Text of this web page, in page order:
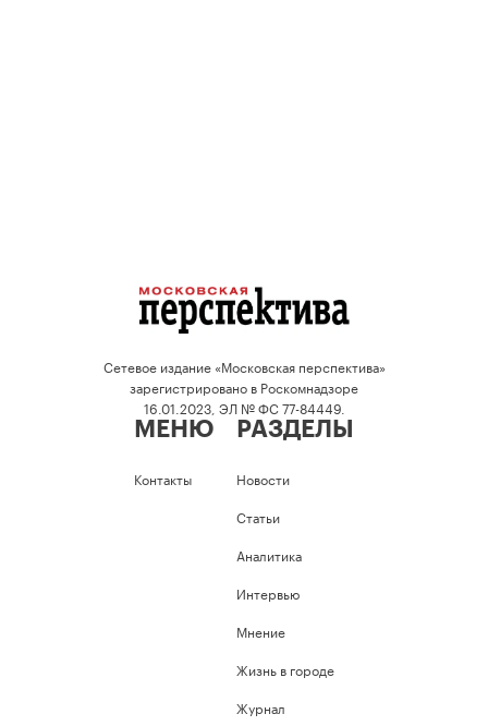
Сетевое издание «Московская перспектива»
зарегистрировано в Роскомнадзоре
16.01.2023, ЭЛ № ФС 77-84449.
МЕНЮ
Контакты
РАЗДЕЛЫ
Новости
Статьи
Аналитика
Интервью
Мнение
Жизнь в городе
Журнал